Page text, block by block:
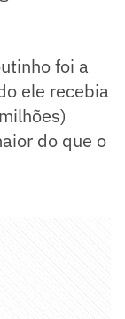
foi a
ele recebia
do que o